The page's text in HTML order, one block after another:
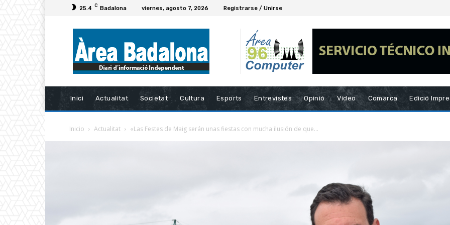
25.4 C Badalona viernes, agosto 7, 2026 Registrarse / Unirse
Inici Actualitat Societat Cultura Esports Entrevistes Opinió Vídeo Comarca Edició
Inicio Actualitat «Las Festes de Maig serán unas fiestas con mucha ilusión de que...